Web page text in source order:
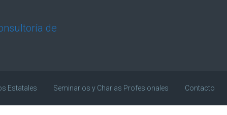
de
Estatales Seminarios y Charlas Profesionales Contacto